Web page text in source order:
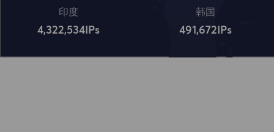
印度
4,322,534 IPs
韩国
491,672 IPs